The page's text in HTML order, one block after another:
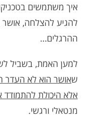
איך משתמשים
להגיע להצלחה,
ההרגלים…
למען האמת, בשביל
שאושר הוא לא העדר
אלא היכולת להתמודד
מנטאלי ורגשי.